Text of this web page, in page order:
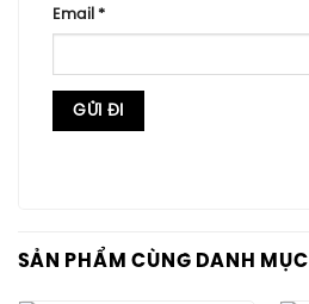
Email *
SẢN PHẨM CÙNG DANH MỤC